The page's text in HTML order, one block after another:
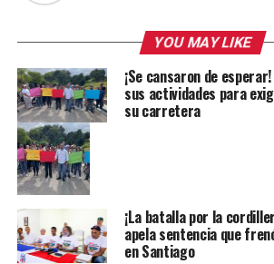
YOU MAY LIKE
¡Se cansaron de
sus actividades para
su carretera
¡La batalla por la
apela sentencia que
en Santiago